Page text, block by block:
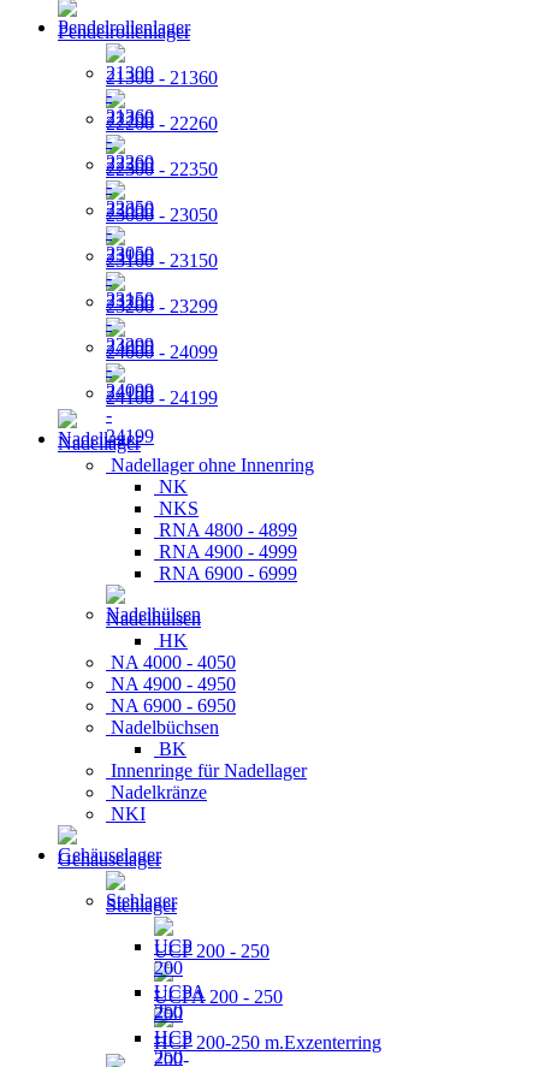
Pendelrollenlager
21300 - 21360
22200 - 22260
22300 - 22350
23000 - 23050
23100 - 23150
23200 - 23299
24000 - 24099
24100 - 24199
Nadellager
Nadellager ohne Innenring
NK
NKS
RNA 4800 - 4899
RNA 4900 - 4999
RNA 6900 - 6999
Nadelhülsen
HK
NA 4000 - 4050
NA 4900 - 4950
NA 6900 - 6950
Nadelbüchsen
BK
Innenringe für Nadellager
Nadelkränze
NKI
Gehäuselager
Stehlager
UCP 200 - 250
UCPA 200 - 250
HCP 200-250 m.Exzenterring